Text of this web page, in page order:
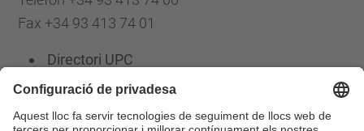
Fax +34 93 413 74 01
Directori UPC
Formulari de contacte